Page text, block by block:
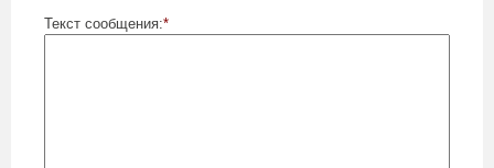
Текст сообщения:*